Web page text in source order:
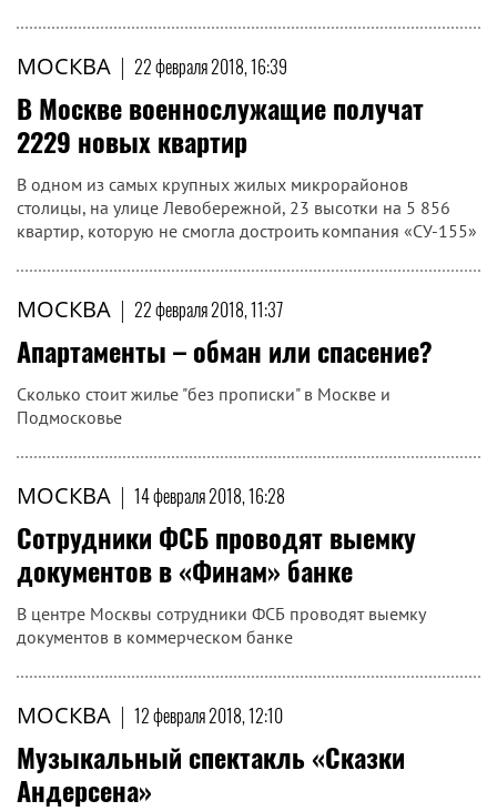
МОСКВА | 22 февраля 2018, 16:39
В Москве военнослужащие получат
2229 новых квартир
В одном из самых крупных жилых микрорайонов
столицы, на улице Левобережной, 23 высотки на 5 856
квартир, которую не смогла достроить компания «СУ-155»
МОСКВА | 22 февраля 2018, 11:37
Апартаменты – обман или спасение?
Сколько стоит жилье "без прописки" в Москве и
Подмосковье
МОСКВА | 14 февраля 2018, 16:28
Сотрудники ФСБ проводят выемку
документов в «Финам» банке
В центре Москвы сотрудники ФСБ проводят выемку
документов в коммерческом банке
МОСКВА | 12 февраля 2018, 12:10
Музыкальный спектакль «Сказки
Андерсена»